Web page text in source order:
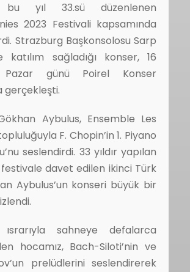
bu yıl 33.sü düzenlenen
2023 Festivali kapsamında
Strazburg Başkonsolosu Sarp
katılım sağladığı konser, 16
Pazar günü Poirel Konser
gerçekleşti.
Aybulus, Ensemble Les
F. Chopin’in 1. Piyano
seslendirdi. 33 yıldır yapılan
davet edilen ikinci Türk
Aybulus’un konseri büyük bir
ısrarıyla sahneye defalarca
hocamız, Bach-Siloti’nin ve
prelüdlerini seslendirerek